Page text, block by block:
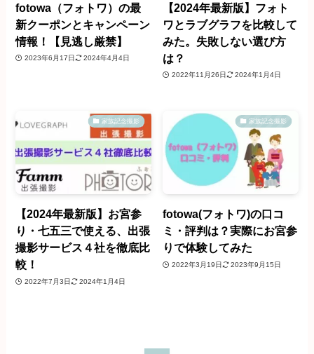
fotowa（フォトワ）の最
新クーポンとキャンペーン
情報！【見逃し厳禁】
2023年6月17日 2024年4月4日
【2024年最新版】フォト
ワとラブグラフを比較して
みた。失敗しない選び方
は？
2022年11月26日 2024年1月4日
家族記念撮影
【2024年最新版】お宮参
り・七五三で使える、出張
撮影サービス４社を徹底比
較！
2022年7月3日 2024年1月4日
家族記念撮影
fotowa(フォトワ)の口コ
ミ・評判は？実際にお宮参
りで体験してみた
2022年3月19日 2023年9月15日